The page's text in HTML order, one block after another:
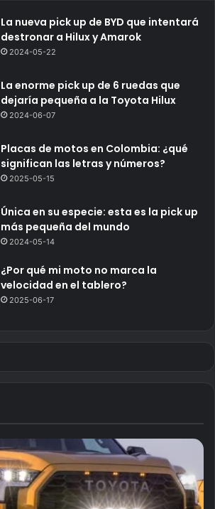
La nueva pick up de BYD que intentará
destronar a Hilux y Amarok
2024-05-22
La enorme pick up de 6 ruedas que
dejaría pequeña a la Toyota Hilux
2024-06-07
Placas de motos en Colombia: ¿qué
significan las letras y números?
2025-05-15
Única en su especie: esta es la pick up
más pequeña del mundo
2024-05-14
¿Por qué mi moto no marca la
velocidad en el tablero?
2025-06-17